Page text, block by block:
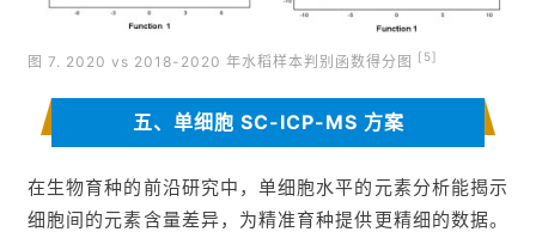
图 7. 2020 vs 2018-2020 年水稻样本判别函数得分图 [5]
五、单细胞 SC-ICP-MS 方案
在生物育种的前沿研究中，单细胞水平的元素分析能揭示
细胞间的元素含量差异，为精准育种提供更精细的数据。